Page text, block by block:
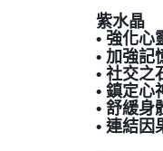
紫水晶
• 強化心
• 加強記
• 社交之
• 鎮定心
• 舒緩身
• 連結因